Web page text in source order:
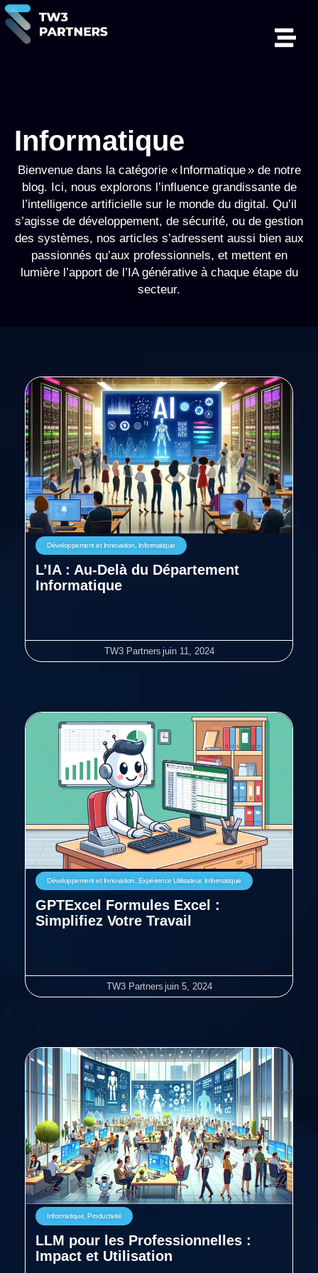
Informatique
Bienvenue dans la catégorie « Informatique » de notre
blog. Ici, nous explorons l’influence grandissante de
l’intelligence artificielle sur le monde du digital. Qu’il
s’agisse de développement, de sécurité, ou de gestion
des systèmes, nos articles s’adressent aussi bien aux
passionnés qu’aux professionnels, et mettent en
lumière l’apport de l’IA générative à chaque étape du
secteur.
Développement et Innovation, Informatique
L’IA : Au-Delà du Département
Informatique
TW3 Partners juin 11, 2024
Développement et Innovation, Expérience Utilisateur, Informatique
GPTExcel Formules Excel :
Simplifiez Votre Travail
TW3 Partners juin 5, 2024
Informatique, Productivité
LLM pour les Professionnelles :
Impact et Utilisation